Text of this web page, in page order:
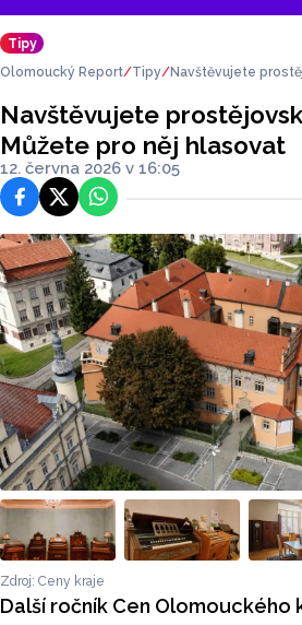
Tipy
Olomoucký Report
Tipy
Navštěvujete
Navštěvujete
Můžete pro něj hlasovat
12. června 2026 v 16:05
FacebookPlatforma X
WhatsApp
Zdroj: Ceny kraje
Další ročník Cen Olomouckého